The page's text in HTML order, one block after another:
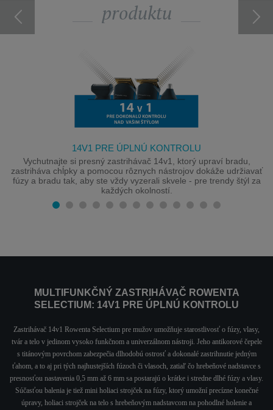
produktu
14V1 PRE ÚPLNÚ KONTROLU
Vychutnajte si presný zastrihávač 14v1, ktorý upraví bradu,
zastriháva chĺpky a pomocou rôznych nástrojov dokáže udržiavať
fúzy a bradu tak, aby ste vždy vyzerali skvele - pre trendy štýl za
každých okolností.
MULTIFUNKČNÝ ZASTRIHÁVAČ ROWENTA
SELECTIUM: 14V1 PRE ÚPLNÚ KONTROLU
Zastrihávač 14v1 Rowenta Selectium pre mužov umožňuje starostlivosť o fúzy, vlasy,
tvár a telo v jedinom vysoko funkčnom a univerzálnom nástroji. Jeho antikorové čepele
s titánovým povrchom zabezpečia dlhodobú ostrosť a dokonalé zastrihnutie jedným
ťahom, a to aj pri tých najhustejších fúzoch či vlasoch, zatiaľ čo hrebeňové nadstavce s
presnosťou nastavenia 0,5 mm až 6 mm sa postarajú o krátke i stredne dlhé fúzy a vlasy.
Súčasťou balenia je tiež mini holiaci strojček na fúzy, ktorý umožní precízne konečné
úpravy, holiaci strojček na telo s hrebeňovým nadstavcom na pohodlné holenie a